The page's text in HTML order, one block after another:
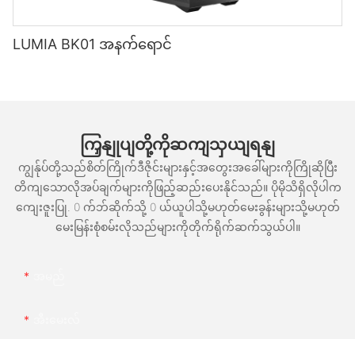
LUMIA BK01 အနက်ရောင်
ကြှနျုပျတို့ကိုဆကျသှယျရနျ
ကျွန်ုပ်တို့သည်စိတ်ကြိုက်ဒီဇိုင်းများနှင့်အတွေးအခေါ်များကိုကြိုဆိုပြီး
တိကျသောလိုအပ်ချက်များကိုဖြည့်ဆည်းပေးနိုင်သည်။ ပိုမိုသိရှိလိုပါက
ကျေးဇူးပြု. 0 က်ဘ်ဆိုက်သို့ 0 ယ်ယူပါသို့မဟုတ်မေးခွန်းများသို့မဟုတ်
မေးမြန်းစုံစမ်းလိုသည်များကိုတိုက်ရိုက်ဆက်သွယ်ပါ။